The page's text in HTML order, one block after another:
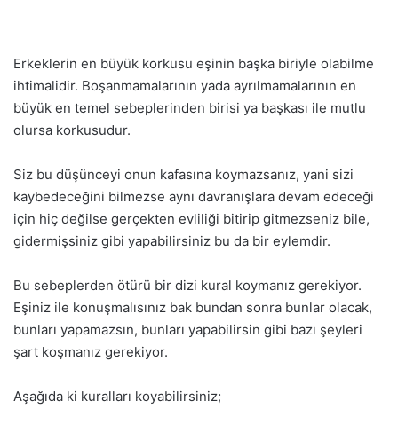
Erkeklerin en büyük korkusu eşinin başka biriyle olabilme
ihtimalidir. Boşanmamalarının yada ayrılmamalarının en
büyük en temel sebeplerinden birisi ya başkası ile mutlu
olursa korkusudur.
Siz bu düşünceyi onun kafasına koymazsanız, yani sizi
kaybedeceğini bilmezse aynı davranışlara devam edeceği
için hiç değilse gerçekten evliliği bitirip gitmezseniz bile,
gidermişsiniz gibi yapabilirsiniz bu da bir eylemdir.
Bu sebeplerden ötürü bir dizi kural koymanız gerekiyor.
Eşiniz ile konuşmalısınız bak bundan sonra bunlar olacak,
bunları yapamazsın, bunları yapabilirsin gibi bazı şeyleri
şart koşmanız gerekiyor.
Aşağıda ki kuralları koyabilirsiniz;